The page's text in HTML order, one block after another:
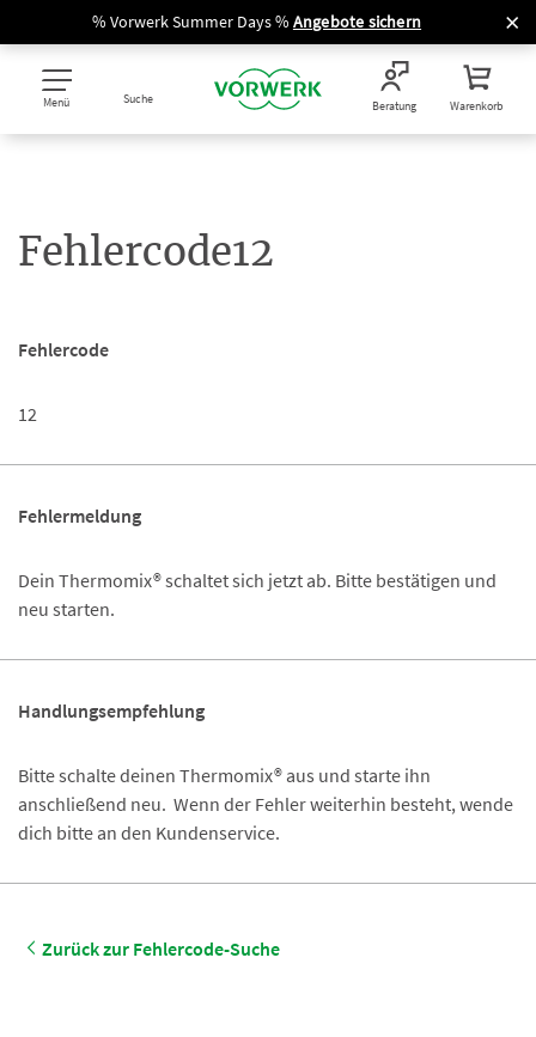
% Vorwerk Summer Days % Angebote sichern
Menü Suche Beratung Warenkorb
Fehlercode12
Fehlercode
12
Fehlermeldung
Dein Thermomix® schaltet sich jetzt ab. Bitte bestätigen und
neu starten.
Handlungsempfehlung
Bitte schalte deinen Thermomix® aus und starte ihn
anschließend neu. Wenn der Fehler weiterhin besteht, wende
dich bitte an den Kundenservice.
Zurück zur Fehlercode-Suche